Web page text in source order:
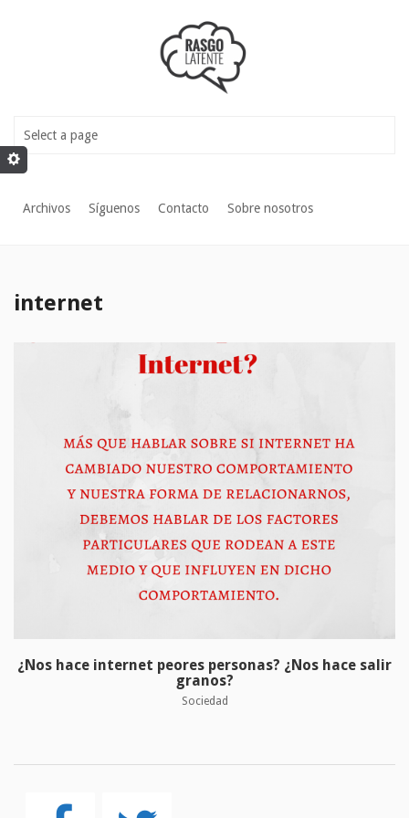
Archivos Síguenos Contacto Sobre nosotros
internet
¿Nos hace internet peores personas? ¿Nos hace salir
granos?
Sociedad